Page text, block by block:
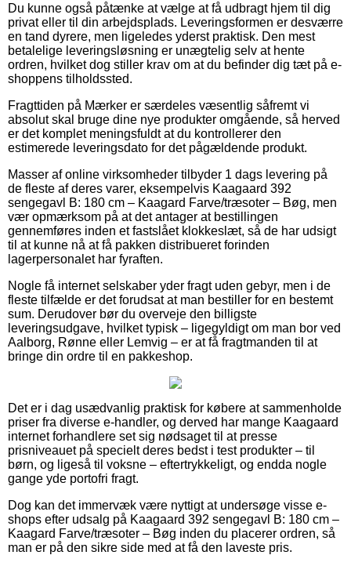
Du kunne også påtænke at vælge at få udbragt hjem til dig
privat eller til din arbejdsplads. Leveringsformen er desværre
en tand dyrere, men ligeledes yderst praktisk. Den mest
betalelige leveringsløsning er unægtelig selv at hente
ordren, hvilket dog stiller krav om at du befinder dig tæt på e-
shoppens tilholdssted.
Fragttiden på Mærker er særdeles væsentlig såfremt vi
absolut skal bruge dine nye produkter omgående, så herved
er det komplet meningsfuldt at du kontrollerer den
estimerede leveringsdato for det pågældende produkt.
Masser af online virksomheder tilbyder 1 dags levering på
de fleste af deres varer, eksempelvis Kaagaard 392
sengegavl B: 180 cm – Kaagard Farve/træsoter – Bøg, men
vær opmærksom på at det antager at bestillingen
gennemføres inden et fastslået klokkeslæt, så de har udsigt
til at kunne nå at få pakken distribueret forinden
lagerpersonalet har fyraften.
Nogle få internet selskaber yder fragt uden gebyr, men i de
fleste tilfælde er det forudsat at man bestiller for en bestemt
sum. Derudover bør du overveje den billigste
leveringsudgave, hvilket typisk – ligegyldigt om man bor ved
Aalborg, Rønne eller Lemvig – er at få fragtmanden til at
bringe din ordre til en pakkeshop.
Det er i dag usædvanlig praktisk for købere at sammenholde
priser fra diverse e-handler, og derved har mange Kaagaard
internet forhandlere set sig nødsaget til at presse
prisniveauet på specielt deres bedst i test produkter – til
børn, og ligeså til voksne – eftertrykkeligt, og endda nogle
gange yde portofri fragt.
Dog kan det immervæk være nyttigt at undersøge visse e-
shops efter udsalg på Kaagaard 392 sengegavl B: 180 cm –
Kaagard Farve/træsoter – Bøg inden du placerer ordren, så
man er på den sikre side med at få den laveste pris.